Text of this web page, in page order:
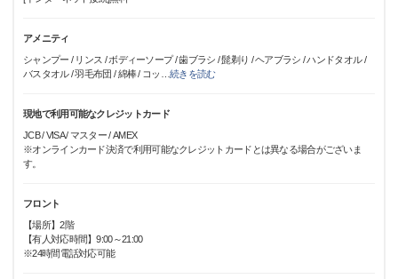
アメニティ
シャンプー / リンス / ボディーソープ / 歯ブラシ / 髭剃り / ヘアブラシ / ハンドタオル /
バスタオル / 羽毛布団 / 綿棒 / コッ
続きを読む
現地で利用可能なクレジットカード
JCB / VISA / マスター / AMEX
※オンラインカード決済で利用可能なクレジットカードとは異なる場合がございま
す。
フロント
【場所】2階
【有人対応時間】9:00～21:00
※24時間電話対応可能